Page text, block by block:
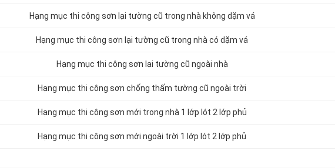
Hạng mục thi công sơn lại tường cũ trong nhà không dặm vá
Hạng mục thi công sơn lại tường cũ trong nhà có dặm vá
Hạng mục thi công sơn lại tường cũ ngoài nhà
Hạng mục thi công sơn chống thấm tường cũ ngoài trời
Hạng mục thi công sơn mới trong nhà 1 lớp lót 2 lớp phủ
Hạng mục thi công sơn mới ngoài trời 1 lớp lót 2 lớp phủ